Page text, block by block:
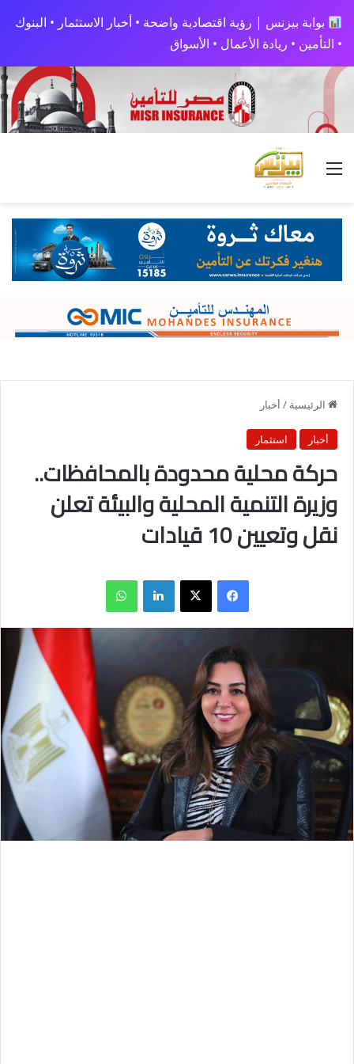
بوابة بيزنس | رؤية اقتصادية واضحة • أخبار الاستثمار • البنوك
• التأمين • ريادة الأعمال • الأسواق
القائمة
الرئيسية / أخبار
أخبار استثمار
حركة محلية محدودة بالمحافظات..
وزيرة التنمية المحلية والبيئة تعلن
نقل وتعيين 10 قيادات
فيسبوك X لينكدإن